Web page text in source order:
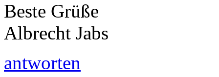
Beste Grüße
Albrecht Jabs
antworten